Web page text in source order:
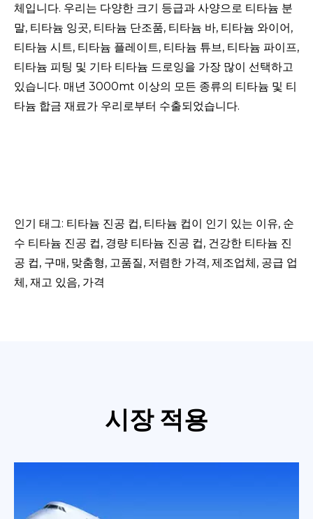
체입니다. 우리는 다양한 크기 등급과 사양으로 티타늄 분
말, 티타늄 잉곳, 티타늄 단조품, 티타늄 바, 티타늄 와이어,
티타늄 시트, 티타늄 플레이트, 티타늄 튜브, 티타늄 파이프,
티타늄 피팅 및 기타 티타늄 드로잉을 가장 많이 선택하고
있습니다. 매년 3000mt 이상의 모든 종류의 티타늄 및 티
타늄 합금 재료가 우리로부터 수출되었습니다.
인기 태그: 티타늄 진공 컵, 티타늄 컵이 인기 있는 이유, 순
수 티타늄 진공 컵, 경량 티타늄 진공 컵, 건강한 티타늄 진
공 컵, 구매, 맞춤형, 고품질, 저렴한 가격, 제조업체, 공급 업
체, 재고 있음, 가격
시장 적용